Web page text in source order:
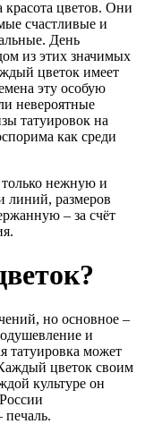
красота цветов. Они
счастливые и
День
из этих значимых
цветок имеет
эту особую
невероятные
татуировок на
как среди
только нежную и
линий, размеров
– за счёт
но основное –
и
татуировка может
цветок своим
культуре он
печаль.